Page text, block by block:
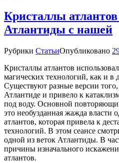
Кристаллы
Атлантиды с нашей
Рубрики СтатьиОпубликовано
Кристаллы атлантов
магических технологий, как и в
Существуют разные версии
Атлантиде и привело к
под воду. Основной
это необузданная жажда власти
атлантов, которая привела к
технологий. В этом сеансе
одной из веток Атлантиды. В
причины изначального
атлантов.